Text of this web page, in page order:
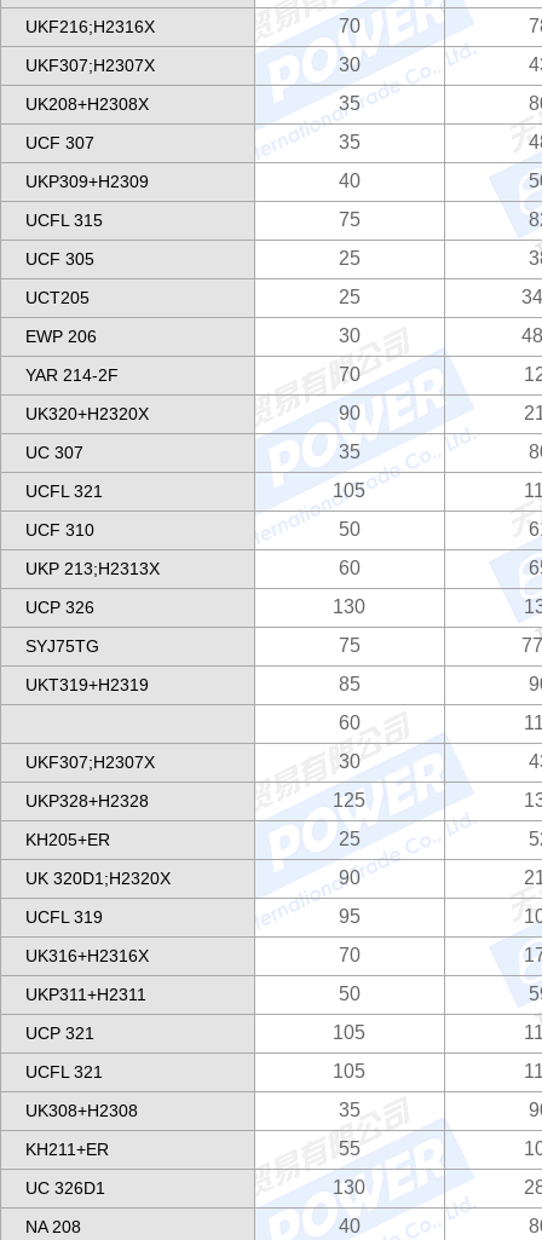
UKF216;H2316X 70
UKF307;H2307X 30
UK208+H2308X 35
UCF 307 35
UKP309+H2309 40
UCFL 315 75
UCF 305 25
UCT205 25
EWP 206 30
YAR 214-2F 70
UK320+H2320X 90
UC 307 35
UCFL 321 105
UCF 310 50
UKP 213;H2313X 60
UCP 326 130
SYJ75TG 75
UKT319+H2319 85
60
UKF307;H2307X 30
UKP328+H2328 125
KH205+ER 25
UK 320D1;H2320X 90
UCFL 319 95
UK316+H2316X 70
UKP311+H2311 50
UCP 321 105
UCFL 321 105
UK308+H2308 35
KH211+ER 55
UC 326D1 130
NA 208 40